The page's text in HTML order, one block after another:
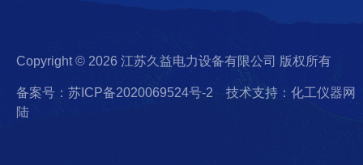
Copyright © 2026 江苏久益电力设备有限公司 版权所有
备案号：苏ICP备2020069524号-2
技术支持：化工仪器网
陆